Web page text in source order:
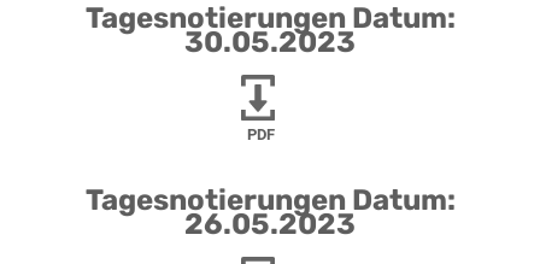
Tagesnotierungen Datum:
30.05.2023
PDF
Tagesnotierungen Datum:
26.05.2023